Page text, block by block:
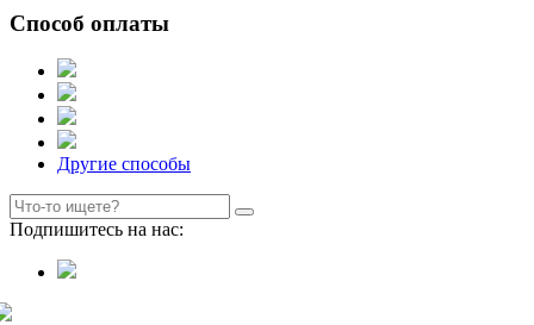
Способ оплаты
Другие способы
Подпишитесь на нас: